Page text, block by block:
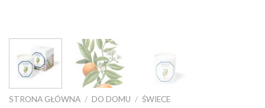
STRONA GŁÓWNA / DO DOMU / ŚWIECE